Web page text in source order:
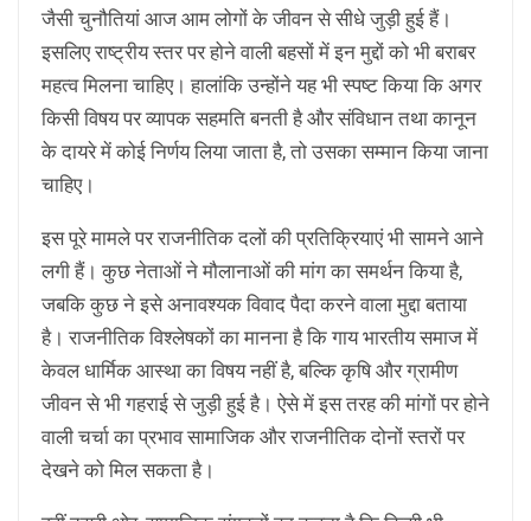
जैसी चुनौतियां आज आम लोगों के जीवन से सीधे जुड़ी हुई हैं।
इसलिए राष्ट्रीय स्तर पर होने वाली बहसों में इन मुद्दों को भी बराबर
महत्व मिलना चाहिए। हालांकि उन्होंने यह भी स्पष्ट किया कि अगर
किसी विषय पर व्यापक सहमति बनती है और संविधान तथा कानून
के दायरे में कोई निर्णय लिया जाता है, तो उसका सम्मान किया जाना
चाहिए।
इस पूरे मामले पर राजनीतिक दलों की प्रतिक्रियाएं भी सामने आने
लगी हैं। कुछ नेताओं ने मौलानाओं की मांग का समर्थन किया है,
जबकि कुछ ने इसे अनावश्यक विवाद पैदा करने वाला मुद्दा बताया
है। राजनीतिक विश्लेषकों का मानना है कि गाय भारतीय समाज में
केवल धार्मिक आस्था का विषय नहीं है, बल्कि कृषि और ग्रामीण
जीवन से भी गहराई से जुड़ी हुई है। ऐसे में इस तरह की मांगों पर होने
वाली चर्चा का प्रभाव सामाजिक और राजनीतिक दोनों स्तरों पर
देखने को मिल सकता है।